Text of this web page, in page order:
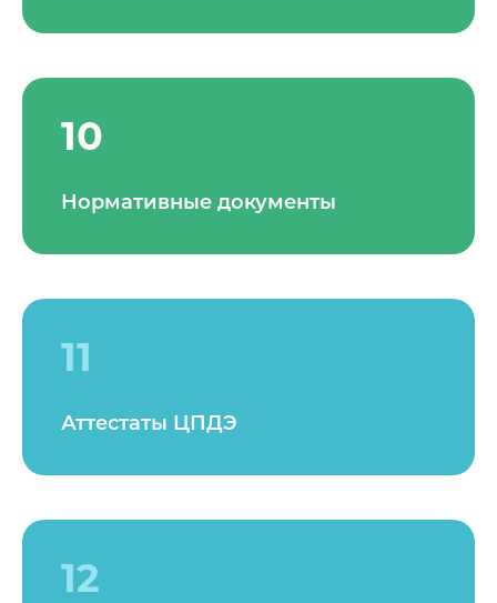
10
Нормативные документы
11
Аттестаты ЦПДЭ
12